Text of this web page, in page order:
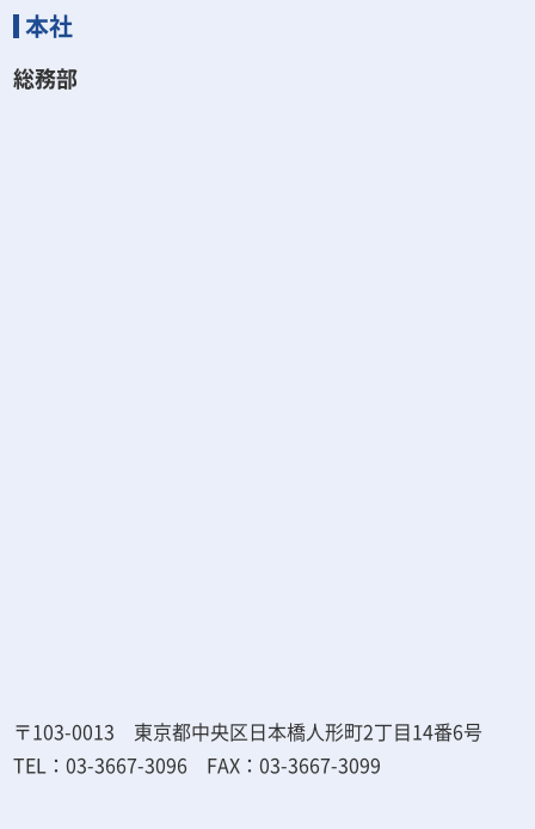
本社
総務部
〒103-0013 東京都中央区日本橋人形町2丁目14番6号
TEL：03-3667-3096 FAX：03-3667-3099